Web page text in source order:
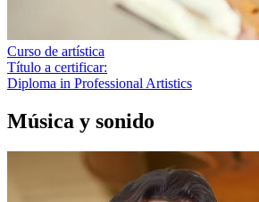
Curso de artística
Título a certificar:
Diploma in Professional Artistics
Música y sonido